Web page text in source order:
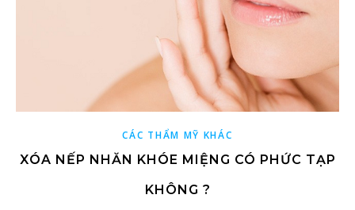
CÁC THẨM MỸ KHÁC
XÓA NẾP NHĂN KHÓE MIỆNG CÓ PHỨC TẠP
KHÔNG ?